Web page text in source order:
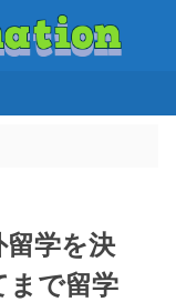
留学を決
まで留学